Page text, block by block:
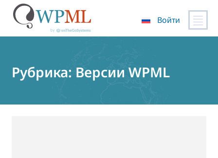
Войти
Рубрика: Версии WPML